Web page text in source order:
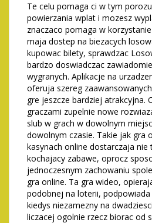
Te celu pomaga ci w tym
powierzania wplat i mozesz
znaczaco pomaga w
maja dostep na biezacych
kupowac bilety, sprawdzac
bardzo doswiadczac
wygranych. Aplikacje na
oferuja szereg
gre jeszcze bardziej atrakcyjna.
graczami zupelnie nowe
slub w grach w dowolnym
dowolnym czasie. Takie jak gra
kasynach online dostarczaja nie
kochajacy zabawe, oprocz
jednoczesnym zachowaniu
gra online. Ta gra wideo,
podobnej na loterii,
kiedys niezamezny na
liczacej ogolnie rzecz biorac od